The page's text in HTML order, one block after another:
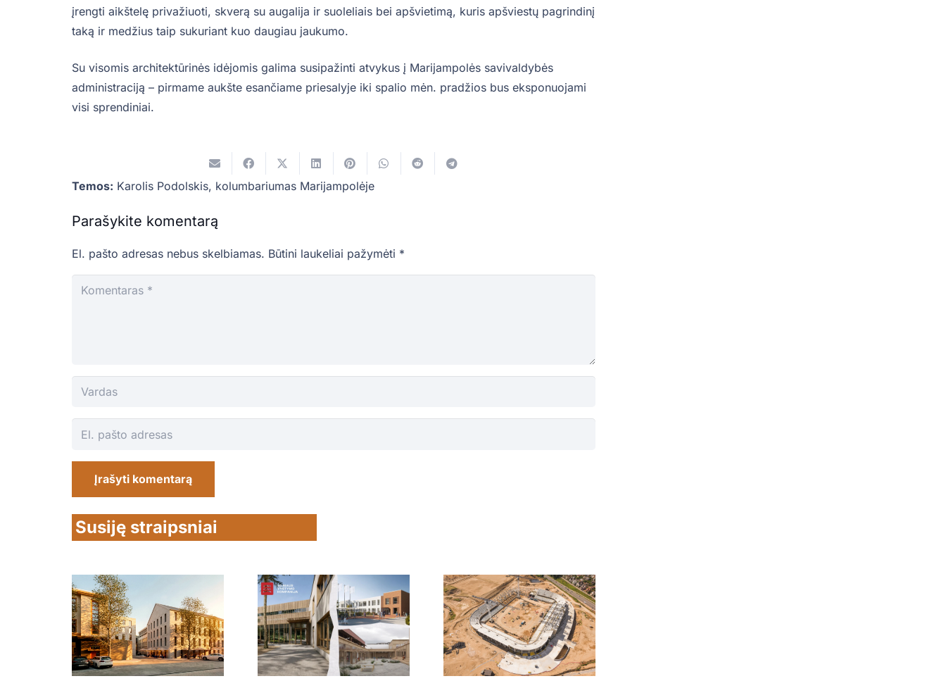
įrengti aikštelę privažiuoti, skverą su augalija ir suoleliais bei apšvietimą, kuris apšviestų pagrindinį
taką ir medžius taip sukuriant kuo daugiau jaukumo.
Su visomis architektūrinės idėjomis galima susipažinti atvykus į Marijampolės savivaldybės
administraciją – pirmame aukšte esančiame priesalyje iki spalio mėn. pradžios bus eksponuojami
visi sprendiniai.
Temos: Karolis Podolskis, kolumbariumas Marijampolėje
Parašykite komentarą
El. pašto adresas nebus skelbiamas. Būtini laukeliai pažymėti *
Įrašyti komentarą
Susiję straipsniai